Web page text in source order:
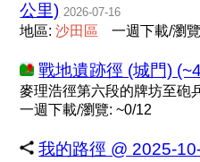
公里) 2026-07-16
地區:沙田 區 一週下載/瀏
戰地遺跡徑 (城門)
麥理浩徑第六段的牌坊至砲
一週下載/瀏覽: ~0/12
我的路徑 @ 2025-